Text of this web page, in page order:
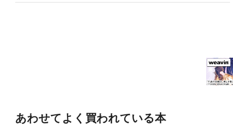
あわせてよく買われている本